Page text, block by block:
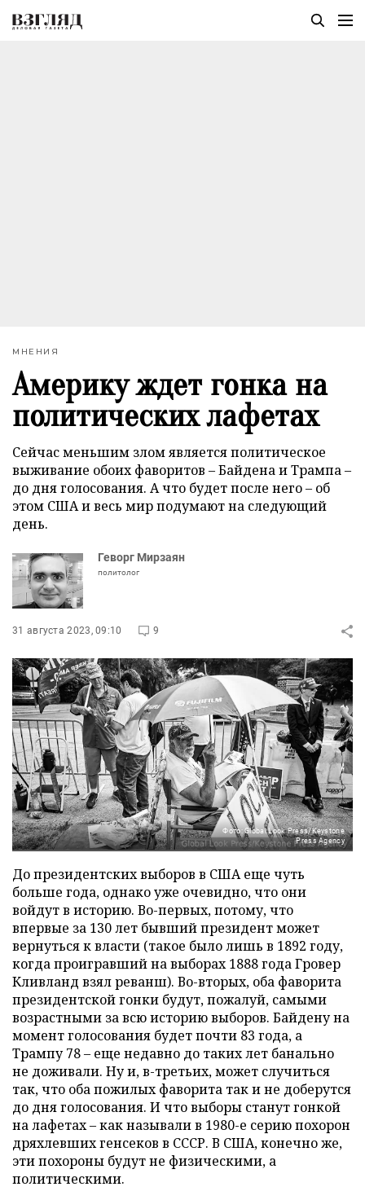
МНЕНИЯ
Америку ждет гонка на
политических лафетах
Сейчас меньшим злом является политическое
выживание обоих фаворитов – Байдена и Трампа –
до дня голосования. А что будет после него – об
этом США и весь мир подумают на следующий
день.
Геворг Мирзаян
политолог
31 августа 2023, 09:10 9
Фото: Global Look Press/Keystone
Press Agency
До президентских выборов в США еще чуть
больше года, однако уже очевидно, что они
войдут в историю. Во-первых, потому, что
впервые за 130 лет бывший президент может
вернуться к власти (такое было лишь в 1892 году,
когда проигравший на выборах 1888 года Гровер
Кливланд взял реванш). Во-вторых, оба фаворита
президентской гонки будут, пожалуй, самыми
возрастными за всю историю выборов. Байдену на
момент голосования будет почти 83 года, а
Трампу 78 – еще недавно до таких лет банально
не доживали. Ну и, в-третьих, может случиться
так, что оба пожилых фаворита так и не доберутся
до дня голосования. И что выборы станут гонкой
на лафетах – как называли в 1980-е серию похорон
дряхлевших генсеков в СССР. В США, конечно же,
эти похороны будут не физическими, а
политическими.